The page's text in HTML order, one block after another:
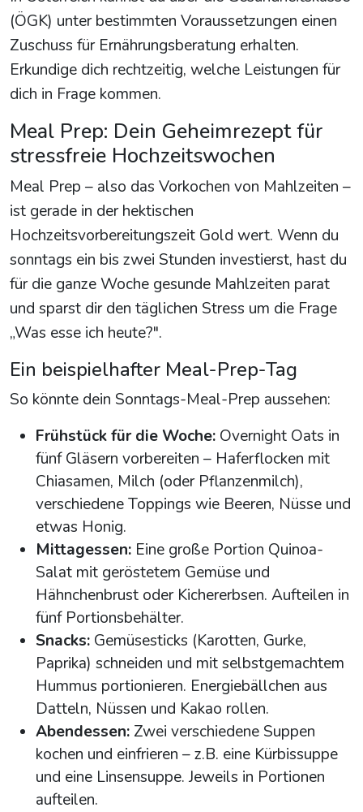
(ÖGK) unter bestimmten Voraussetzungen einen
Zuschuss für Ernährungsberatung erhalten.
Erkundige dich rechtzeitig, welche Leistungen für
dich in Frage kommen.
Meal Prep: Dein Geheimrezept für
stressfreie Hochzeitswochen
Meal Prep – also das Vorkochen von Mahlzeiten –
ist gerade in der hektischen
Hochzeitsvorbereitungszeit Gold wert. Wenn du
sonntags ein bis zwei Stunden investierst, hast du
für die ganze Woche gesunde Mahlzeiten parat
und sparst dir den täglichen Stress um die Frage
„Was esse ich heute?".
Ein beispielhafter Meal-Prep-Tag
So könnte dein Sonntags-Meal-Prep aussehen:
Frühstück für die Woche: Overnight Oats in
fünf Gläsern vorbereiten – Haferflocken mit
Chiasamen, Milch (oder Pflanzenmilch),
verschiedene Toppings wie Beeren, Nüsse und
etwas Honig.
Mittagessen: Eine große Portion Quinoa-
Salat mit geröstetem Gemüse und
Hähnchenbrust oder Kichererbsen. Aufteilen in
fünf Portionsbehälter.
Snacks: Gemüsesticks (Karotten, Gurke,
Paprika) schneiden und mit selbstgemachtem
Hummus portionieren. Energiebällchen aus
Datteln, Nüssen und Kakao rollen.
Abendessen: Zwei verschiedene Suppen
kochen und einfrieren – z.B. eine Kürbissuppe
und eine Linsensuppe. Jeweils in Portionen
aufteilen.